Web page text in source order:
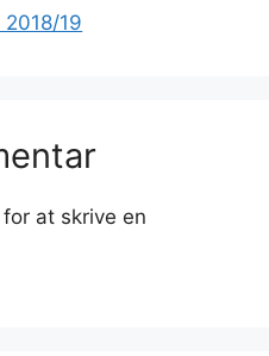
19
for at skrive en